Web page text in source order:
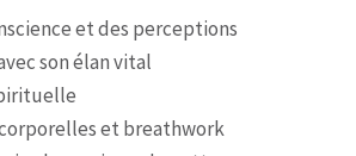
et des perceptions
son élan vital
et breathwork